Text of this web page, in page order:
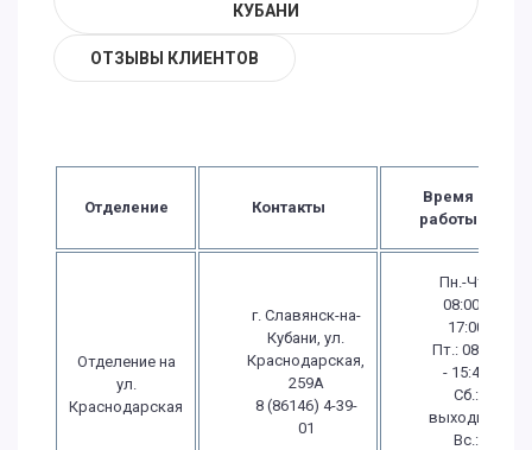
КУБАНИ
ОТЗЫВЫ КЛИЕНТОВ
Отделение Контакты
Время
работы
Отделение на
ул.
Краснодарская
г. Славянск-на-
Кубани, ул.
Краснодарская,
259А
8 (86146) 4-39-
01
Пн.-Чт.:
08:00 -
17:00
Пт.: 08:00
- 15:45
Сб.:
выходной
Вс.: